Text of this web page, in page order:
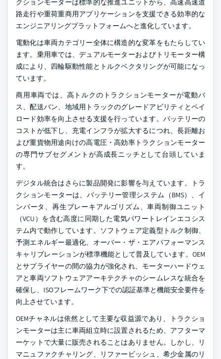
クションモーターは標準的な推進ユニットから、高速高速道
路走行や重荷重商用アプリケーションを支援できる効率的な
エンジニアリングプラットフォームへと進化しています。
電動化は車両カテゴリー全体に構造的な変革をもたらしてい
ます。乗用車では、デュアルモーターおよびトリモーター構
成により、四輪駆動性能とトルクベクタリングが可能になっ
ています。
商用車両では、高トルクのトラクションモーターが電動バ
ス、配送バン、地域用トラックのグレードアビリティとペイ
ロード効率を向上させる支援を行っています。バッテリーの
コストが低下し、充電インフラが拡大するにつれ、長距離お
よび重貨物用途向けの高電圧・高効率トラクションモーター
の専門サブセグメントが高成長ニッチとして台頭していま
す。
デジタル統合はさらに製品開発に影響を与えています。トラ
クションモーターは、バッテリー管理システム（BMS）、イ
ンバータ、再生ブレーキアルゴリズム、車両制御ユニット
（VCU）を含む高度に同期した電気パワートレインエコシス
テム内で動作しています。ソフトウェア定義型トルク制御、
予測エネルギー最適化、オーバー・ザ・エアパフォーマンス
キャリブレーションが標準機能として普及しています。OEM
とサプライヤーの間の協力が強化され、モーターハードウェ
アと車両ソフトウェアアーキテクチャのシームレスな統合を
確保し、ISOフレームワーク下での認証基準と機能安全要件を
向上させています。
OEMチャネルは依然として主要な収益源であり、トラクショ
ンモーターは主に車両組立時に設置されるため、アフターマ
ーケットで大量に販売されることはありません。しかし、リ
マニュファクチャリング、リファービッシュ、希少金属のリ